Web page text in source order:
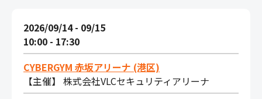
2026/09/14 - 09/15
10:00 - 17:30
CYBERGYM 赤坂アリーナ (港区)
【主催】 株式会社VLCセキュリティアリーナ